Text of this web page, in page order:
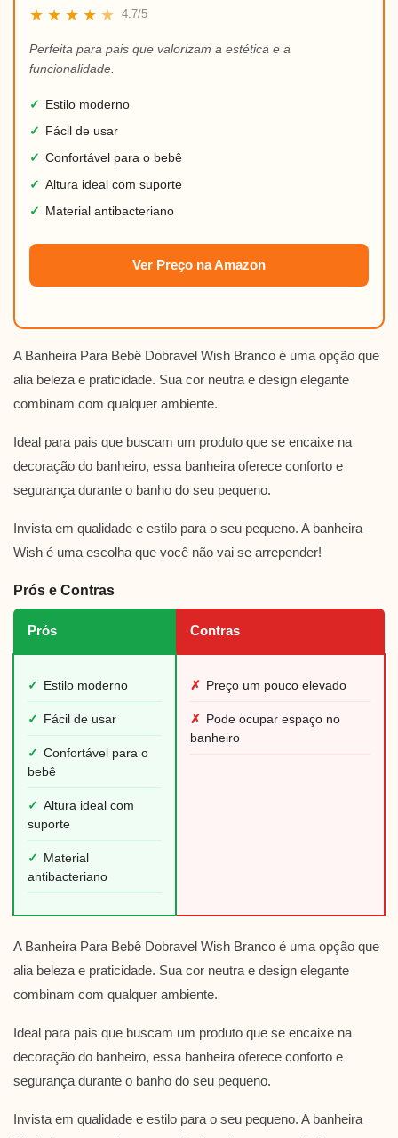
★ ★ ★ ★ ★ 4.7/5
Perfeita para pais que valorizam a estética e a
funcionalidade.
✓
Estilo moderno
✓
Fácil de usar
✓ Confortável para o bebê
✓ Altura ideal com suporte
✓
Material antibacteriano
Ver Preço na Amazon
A Banheira Para Bebê Dobravel Wish Branco é uma opção que
alia beleza e praticidade. Sua cor neutra e design elegante
combinam com qualquer ambiente.
Ideal para pais que buscam um produto que se encaixe na
decoração do banheiro, essa banheira oferece conforto e
segurança durante o banho do seu pequeno.
Invista em qualidade e estilo para o seu pequeno. A banheira
Wish é uma escolha que você não vai se arrepender!
Prós e Contras
Prós Contras
✓ Estilo moderno
✓ Fácil de usar
✓ Confortável para o
bebê
✓ Altura ideal com
suporte
✓
Material
antibacteriano
✗ Preço um pouco elevado
✗ Pode ocupar espaço no
banheiro
A Banheira Para Bebê Dobravel Wish Branco é uma opção que
alia beleza e praticidade. Sua cor neutra e design elegante
combinam com qualquer ambiente.
Ideal para pais que buscam um produto que se encaixe na
decoração do banheiro, essa banheira oferece conforto e
segurança durante o banho do seu pequeno.
Invista em qualidade e estilo para o seu pequeno. A banheira